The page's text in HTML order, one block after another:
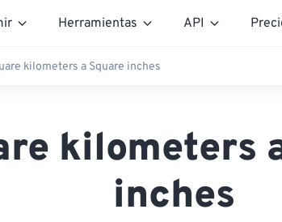
Herramientas API
kilometers a Square inches
kilometers
inches